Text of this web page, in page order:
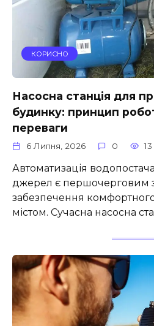
КОРИСНО
Насосна станція для
будинку: принцип
переваги
6 Липня, 2026 0 13
Автоматизація
джерел є першочерговим
забезпечення
містом. Сучасна насосна